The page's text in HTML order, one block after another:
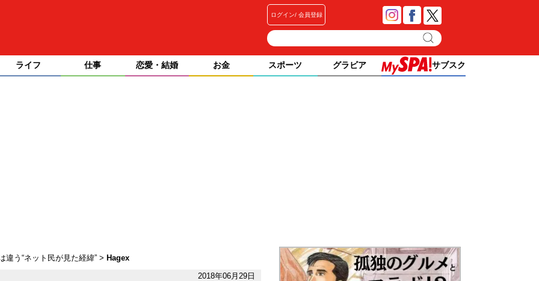
ログイン 会員登録
ライフ 仕事 恋愛・結婚 お金 スポーツ グラビア サブスク
違う“ネット民が見た経緯”
Hagex
2018年06月29日